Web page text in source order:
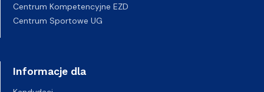
Centrum Kompetencyjne EZD
Centrum Sportowe UG
Informacje dla